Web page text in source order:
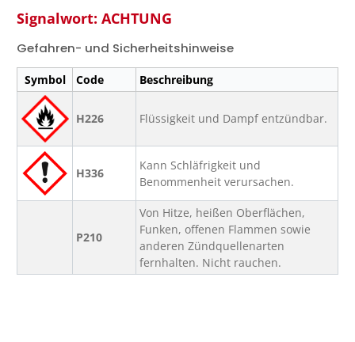
Signalwort: ACHTUNG
Gefahren- und Sicherheitshinweise
Symbol Code Beschreibung
H226 Flüssigkeit und Dampf entzündbar.
H336
Kann Schläfrigkeit und
Benommenheit verursachen.
P210
Von Hitze, heißen Oberflächen,
Funken, offenen Flammen sowie
anderen Zündquellenarten
fernhalten. Nicht rauchen.